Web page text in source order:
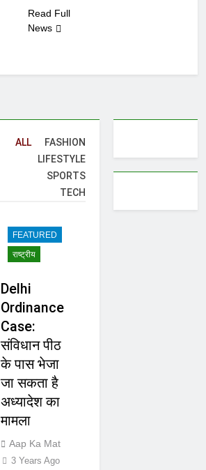
Read Full
News
ALL
FASHION
LIFESTYLE
SPORTS
TECH
FEATURED
राष्ट्रीय
Delhi
Ordinance
Case:
संविधान पीठ
के पास भेजा
जा सकता है
अध्यादेश का
मामला
Aap Ka Mat
3 Years Ago